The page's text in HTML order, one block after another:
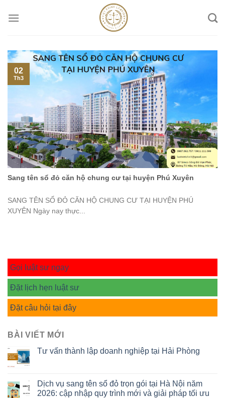
Sang tên sổ đỏ căn hộ chung cư tại huyện Phú Xuyên
SANG TÊN SỔ ĐỎ CĂN HỘ CHUNG CƯ TẠI HUYỆN PHÚ
XUYÊN Ngày nay thực...
02
Th3
Gọi luật sư ngay
Đặt lịch hẹn luật sư
Đặt câu hỏi tại đây
BÀI VIẾT MỚI
Tư vấn thành lập doanh nghiệp tại Hải Phòng
Dịch vụ sang tên sổ đỏ trọn gói tại Hà Nội năm
2026: cập nhập quy trình mới và giải pháp tối ưu